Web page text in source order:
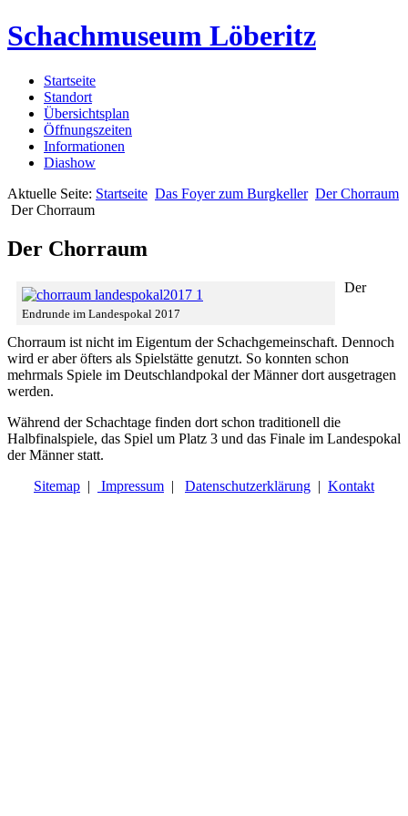
Schachmuseum Löberitz
Startseite
Standort
Übersichtsplan
Öffnungszeiten
Informationen
Diashow
Aktuelle Seite: Startseite Das Foyer zum Burgkeller Der Chorraum
Der Chorraum
Der Chorraum
Endrunde im Landespokal 2017
Der
Chorraum ist nicht im Eigentum der Schachgemeinschaft. Dennoch
wird er aber öfters als Spielstätte genutzt. So konnten schon
mehrmals Spiele im Deutschlandpokal der Männer dort ausgetragen
werden.
Während der Schachtage finden dort schon traditionell die
Halbfinalspiele, das Spiel um Platz 3 und das Finale im Landespokal
der Männer statt.
Sitemap | Impressum | Datenschutzerklärung | Kontakt